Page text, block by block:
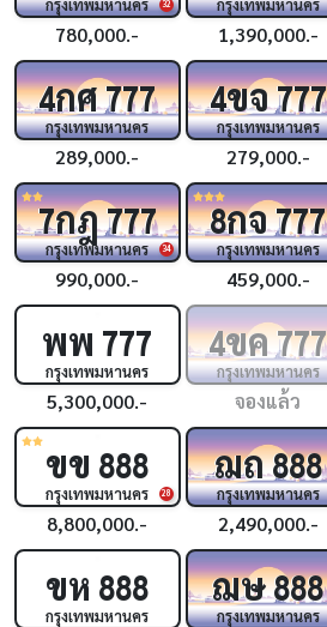
32
กรุงเทพมหานคร
780,000.-
กรุงเทพมหานคร
1,390,000.-
4กศ777
กรุงเทพมหานคร
289,000.-
4ขจ777
กรุงเทพมหานคร
279,000.-
34
7กฎ777
กรุงเทพมหานคร
990,000.-
8กจ777
กรุงเทพมหานคร
459,000.-
พพ 777
กรุงเทพมหานคร
5,300,000.-
4ขค777
กรุงเทพมหานคร
จองแล้ว
28
ขข 888
กรุงเทพมหานคร
8,800,000.-
ฌถ888
กรุงเทพมหานคร
2,490,000.-
ขห 888
กรุงเทพมหานคร
ฌษ888
กรุงเทพมหานคร